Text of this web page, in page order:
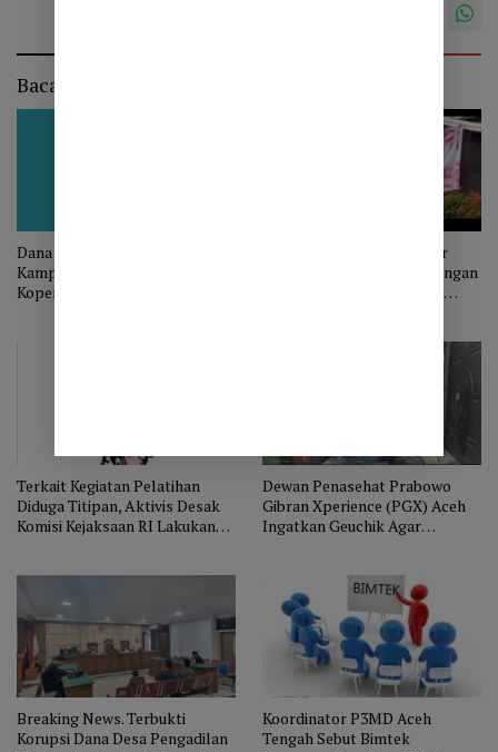
Baca Juga
Dana Desa Rp12,5 Juta per
Kampung Menguap? Pelatihan
Koperasi Merah Putih Aceh
Mahasiswa Tempel Kantor
Kejaksaan Aceh Tengah dengan
Terkait Kegiatan Pelatihan
Diduga Titipan, Aktivis Desak
Komisi Kejaksaan RI Lakukan
Dewan Penasehat Prabowo
Gibran Xperience (PGX) Aceh
Ingatkan Geuchik Agar
Breaking News. Terbukti
Korupsi Dana Desa Pengadilan
Koordinator P3MD Aceh
Tengah Sebut Bimtek